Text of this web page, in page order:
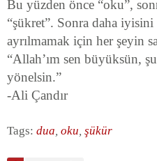
Bu yüzden önce “oku”,
“şükret”. Sonra daha
ayrılmamak için her şeyin
“Allah’ım sen büyüksün,
yönelsin.”
-Ali Çandır
Tags: dua, oku, şükür